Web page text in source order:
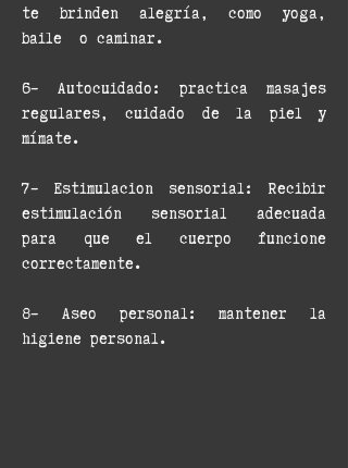
te brinden alegría, como yoga,
baile o caminar.​
6- Autocuidado: practica masajes
regulares, cuidado de la piel y
mímate.​​
7- Estimulacion sensorial: Recibir
estimulación sensorial adecuada
para que el cuerpo funcione
correctamente.
​​8- Aseo personal: mantener la
higiene personal.